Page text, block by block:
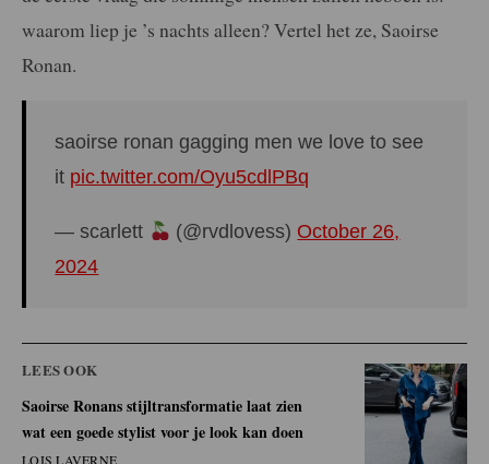
waarom liep je ’s nachts alleen? Vertel het ze, Saoirse
Ronan.
saoirse ronan gagging men we love to see
it pic.twitter.com/Oyu5cdlPBq
— scarlett (@rvdlovess) October 26,
2024
LEES OOK
Saoirse Ronans stijltransformatie laat zien
wat een goede stylist voor je look kan doen
LOIS LAVERNE